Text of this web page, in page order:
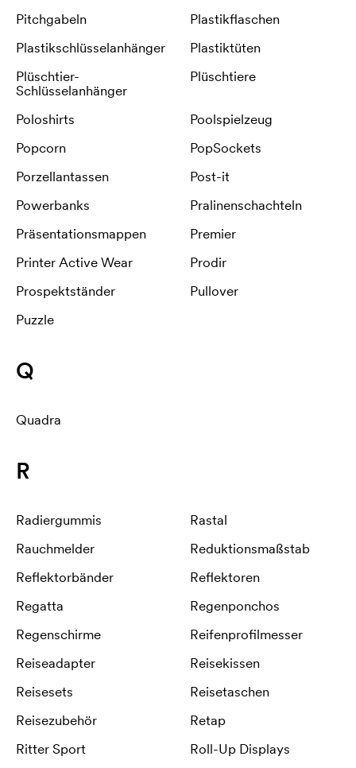
Pitchgabeln
Plastikflaschen
Plastikschlüsselanhänger
Plastiktüten
Plüschtier-
Schlüsselanhänger
Plüschtiere
Poloshirts
Poolspielzeug
Popcorn
PopSockets
Porzellantassen
Post-it
Powerbanks
Pralinenschachteln
Präsentationsmappen
Premier
Printer Active Wear
Prodir
Prospektständer
Pullover
Puzzle
Q
Quadra
R
Radiergummis
Rastal
Rauchmelder
Reduktionsmaßstab
Reflektorbänder
Reflektoren
Regatta
Regenponchos
Regenschirme
Reifenprofilmesser
Reiseadapter
Reisekissen
Reisesets
Reisetaschen
Reisezubehör
Retap
Ritter Sport
Roll-Up Displays